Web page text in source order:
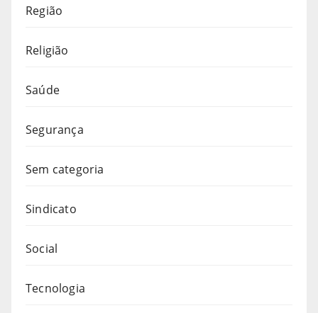
Região
Religião
Saúde
Segurança
Sem categoria
Sindicato
Social
Tecnologia